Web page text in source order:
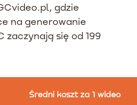
gdzie
na generowanie
zaczynają się od 199
Średni koszt za 1 wideo